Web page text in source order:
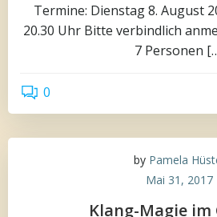
Termine: Dienstag 8. August
20.30 Uhr Bitte verbindlich
7 Personen
0
by Pamela
Mai 31, 2017
Klang-Magie im